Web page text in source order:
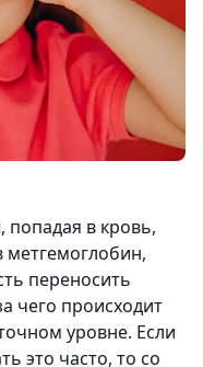
попадая в кровь,
переносить
чего происходит
уровне. Если
это часто, то со